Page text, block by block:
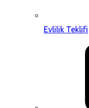
Evlilik Teklifi